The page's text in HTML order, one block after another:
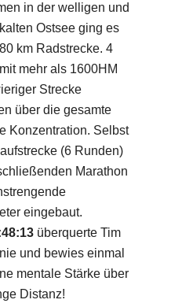
in der welligen und
Ostsee ging es
km Radstrecke. 4
mehr als 1600HM
Strecke
über die gesamte
Konzentration. Selbst
(6 Runden)
Marathon
eingebaut.
überquerte Tim
und bewies einmal
mentale Stärke über
Distanz!